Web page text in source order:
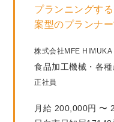
プランニングす
案型のプランナ
株式会社MFE HIMUKA
食品加工機械・各
正社員
月給 200,000円 〜